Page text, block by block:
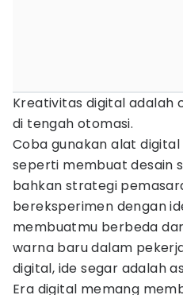
Kreativitas digital
di tengah otomasi.
Coba gunakan alat
seperti membuat desain
bahkan strategi
bereksperimen dengan
membuatmu berbeda
warna baru dalam
digital, ide segar adalah
Era digital memang